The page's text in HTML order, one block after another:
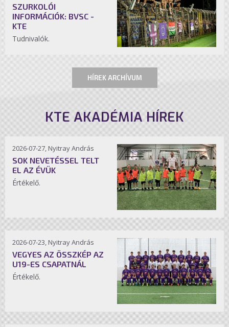
SZURKOLÓI
INFORMÁCIÓK: BVSC -
KTE
Tudnivalók.
HÍREK ARCHÍVUM
KTE AKADÉMIA HÍREK
2026-07-27, Nyitray András
SOK NEVETÉSSEL TELT
EL AZ ÉVÜK
Értékelő.
2026-07-23, Nyitray András
VEGYES AZ ÖSSZKÉP AZ
U19-ES CSAPATNÁL
Értékelő.